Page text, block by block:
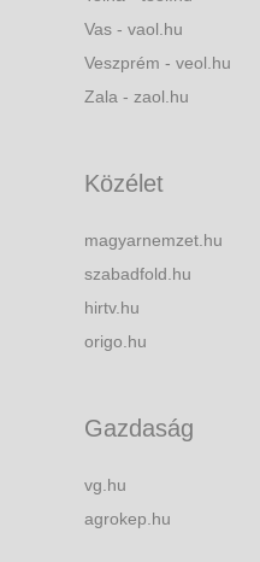
Vas - vaol.hu
Veszprém - veol.hu
Zala - zaol.hu
Közélet
magyarnemzet.hu
szabadfold.hu
hirtv.hu
origo.hu
Gazdaság
vg.hu
agrokep.hu